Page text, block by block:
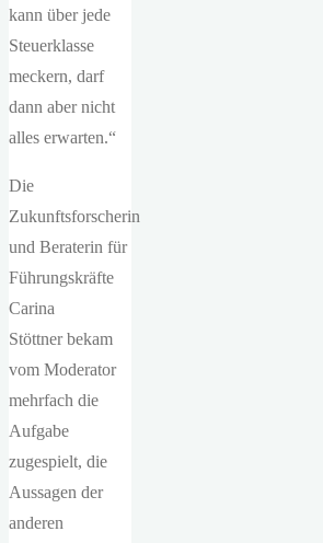
kann über jede
Steuerklasse
meckern, darf
dann aber nicht
alles erwarten.“
Die
Zukunftsforscherin
und Beraterin für
Führungskräfte
Carina
Stöttner bekam
vom Moderator
mehrfach die
Aufgabe
zugespielt, die
Aussagen der
anderen